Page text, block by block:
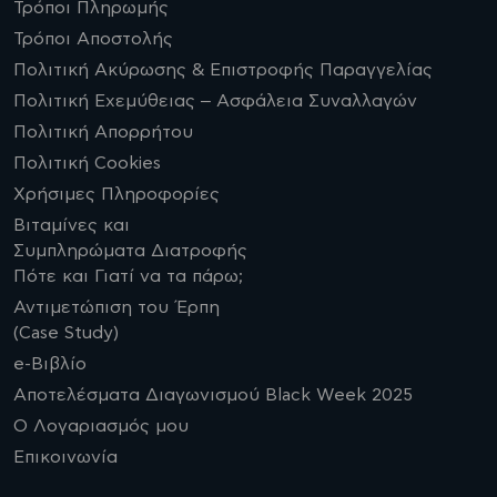
Τρόποι Πληρωμής
Τρόποι Αποστολής
Πολιτική Ακύρωσης & Επιστροφής Παραγγελίας
Πολιτική Εχεμύθειας – Ασφάλεια Συναλλαγών
Πολιτική Απορρήτου
Πολιτική Cookies
Χρήσιμες Πληροφορίες
Βιταμίνες και
Συμπληρώματα Διατροφής
Πότε και Γιατί να τα πάρω;
Αντιμετώπιση του Έρπη
(Case Study)
e-Βιβλίο
Αποτελέσματα Διαγωνισμού Black Week 2025
Ο Λογαριασμός μου
Επικοινωνία